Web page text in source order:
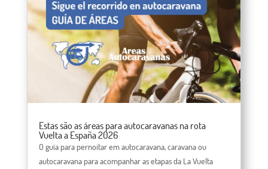
Estas são as áreas para autocaravanas na rota
Vuelta a España 2026
O guia para pernoitar em autocaravana, caravana ou
autocaravana para acompanhar as etapas da La Vuelta